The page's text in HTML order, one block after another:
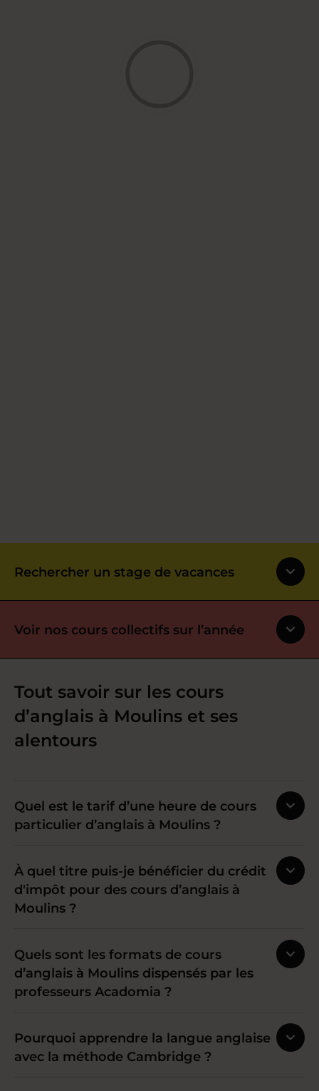
Rechercher un stage de vacances
Voir nos cours collectifs sur l’année
Tout savoir sur les cours
d’anglais à Moulins et ses
alentours
Quel est le tarif d’une heure de cours
particulier d’anglais à Moulins ?
À quel titre puis-je bénéficier du crédit
d'impôt pour des cours d’anglais à
Moulins ?
Quels sont les formats de cours
d’anglais à Moulins dispensés par les
professeurs Acadomia ?
Pourquoi apprendre la langue anglaise
avec la méthode Cambridge ?